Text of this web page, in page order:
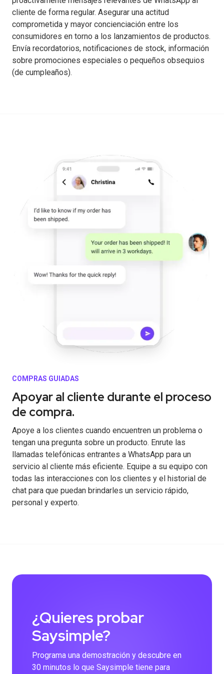
cliente de forma regular. Asegurar una actitud
comprometida y mayor concienciación entre los
consumidores en torno a los lanzamientos de productos.
Envía recordatorios, notificaciones de stock, información
sobre promociones especiales o pequeños obsequios
(de cumpleaños).
COMPRAS GUIADAS
Apoyar al cliente durante el proceso
de compra.
Apoye a los clientes cuando encuentren un problema o
tengan una pregunta sobre un producto. Enrute las
llamadas telefónicas entrantes a WhatsApp para un
servicio al cliente más eficiente. Equipe a su equipo con
todas las interacciones con los clientes y el historial de
chat para que puedan brindarles un servicio rápido,
personal y experto.
¿Quieres probar
Saysimple?
Programa una demostración y descubre en
30 minutos lo que Saysimple tiene para